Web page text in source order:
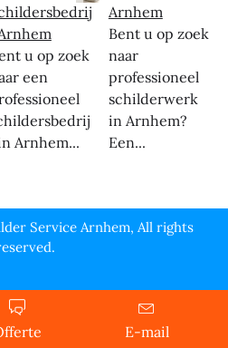
u op zoek
een
Arnhem...
Arnhem
Bent u op zoek
naar
professioneel
schilderwerk
in Arnhem?
Een...
Service Arnhem, All rights
E-mail